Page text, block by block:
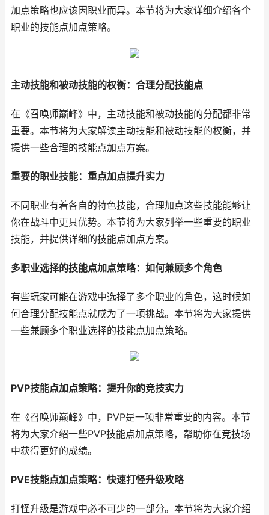
加点策略也应该因职业而异。本节将为大家详细介绍各个
职业的技能点加点策略。
主动技能和被动技能的权衡：合理分配技能点
在《召唤师巅峰》中，主动技能和被动技能的分配都非常
重要。本节将为大家解读主动技能和被动技能的权衡，并
提供一些合理的技能点加点方案。
重要的职业技能：重点加点提升实力
不同职业有着各自的特色技能，合理加点这些技能能够让
你在战斗中更具优势。本节将为大家列举一些重要的职业
技能，并提供详细的技能点加点方案。
多职业选择的技能点加点策略：如何兼顾多个角色
有些玩家可能在游戏中选择了多个职业的角色，这时候如
何合理分配技能点就成为了一项挑战。本节将为大家提供
一些兼顾多个职业选择的技能点加点策略。
PVP技能点加点策略：提升你的竞技实力
在《召唤师巅峰》中，PVP是一项非常重要的内容。本节
将为大家介绍一些PVP技能点加点策略，帮助你在竞技场
中获得更好的成绩。
PVE技能点加点策略：快速打怪升级攻略
打怪升级是游戏中必不可少的一部分。本节将为大家介绍